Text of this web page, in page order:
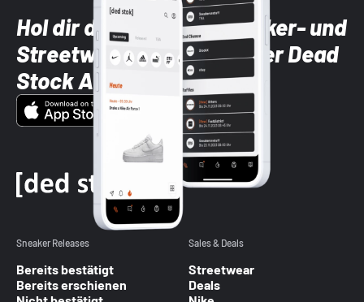
Hol dir die neuesten Sneaker- und
Streetwear-Brands mit der Dead
Stock App
Sneaker Releases
Bereits bestätigt
Bereits erschienen
Sales & Deals
Streetwear
Deals